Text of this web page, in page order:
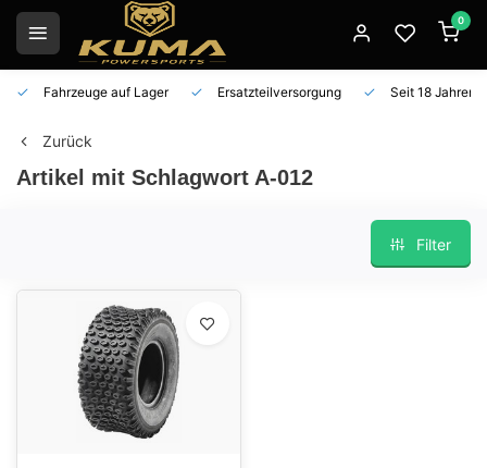
0
Fahrzeuge auf Lager Ersatzteilversorgung Seit 18 Jahren
Zurück
Artikel mit Schlagwort A-012
Filter